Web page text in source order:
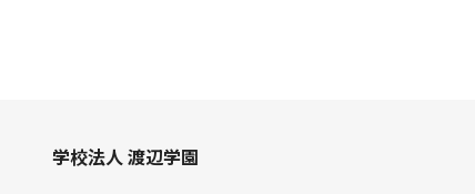
学校法人 渡辺学園